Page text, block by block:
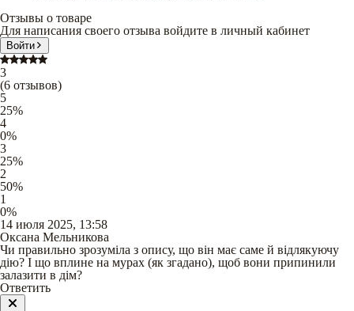
Отзывы о товаре
Для написания своего отзыва войдите в личный кабинет
Войти
3
(6 отзывов)
5
25%
4
0%
3
25%
2
50%
1
0%
14 июля 2025, 13:58
Оксана Мельникова
Чи правильно зрозуміла з опису, що він має саме й відлякуючу
дію? І що вплине на мурах (як згадано), щоб вони припинили
залазити в дім?
Ответить